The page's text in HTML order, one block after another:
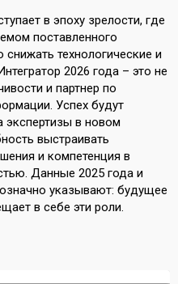
в эпоху зрелости, где
поставленного
технологические и
2026 года – это не
и партнер по
Успех будут
экспертизы в новом
выстраивать
и компетенция в
Данные 2025 года и
указывают: будущее
в себе эти роли.